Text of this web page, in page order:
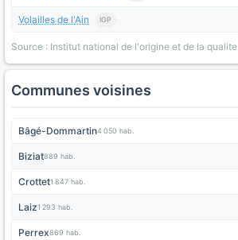
Volailles de l'Ain IGP
Source : Institut national de l'origine et de la qualite
Communes voisines
Bâgé-Dommartin4 050 hab.
Biziat889 hab.
Crottet1 847 hab.
Laiz1 293 hab.
Perrex869 hab.